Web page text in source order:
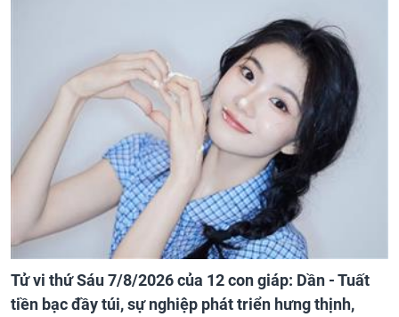
Tử vi thứ Sáu 7/8/2026 của 12 con giáp: Dần - Tuất
tiền bạc đầy túi, sự nghiệp phát triển hưng thịnh,